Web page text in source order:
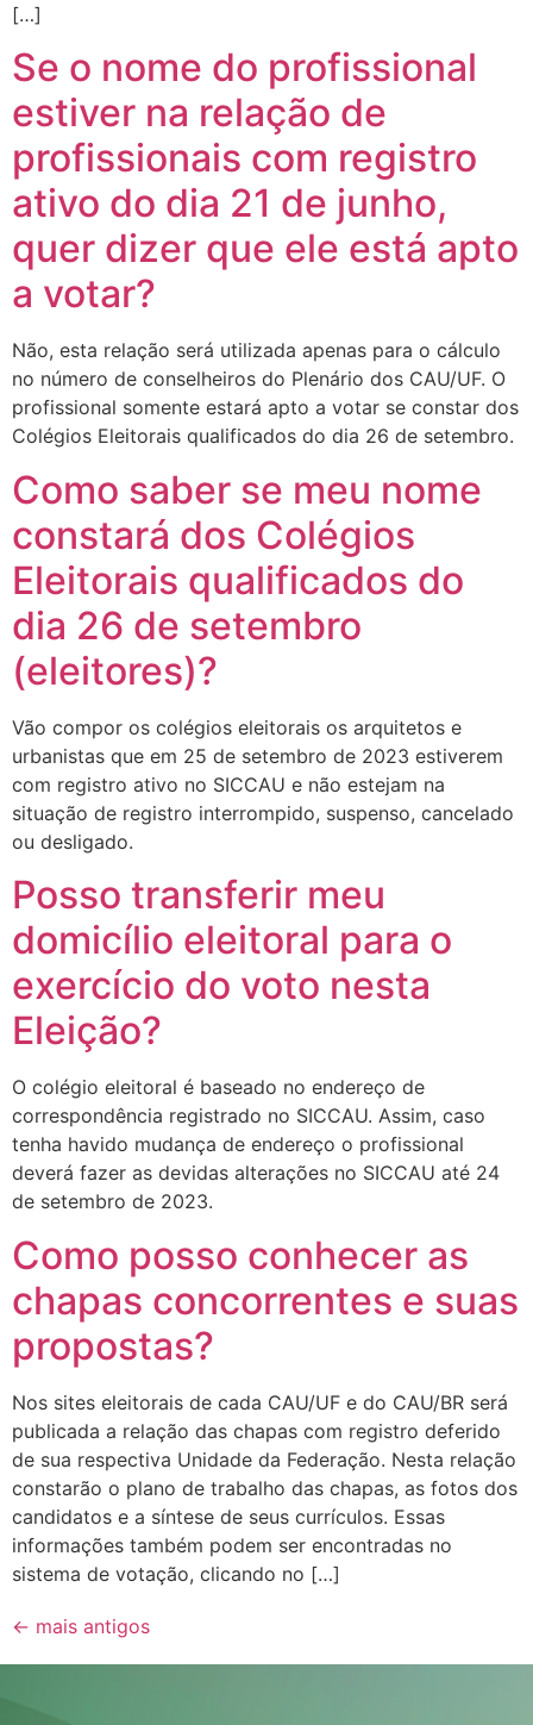
[…]
Se o nome do profissional
estiver na relação de
profissionais com registro
ativo do dia 21 de junho,
quer dizer que ele está apto
a votar?
Não, esta relação será utilizada apenas para o cálculo
no número de conselheiros do Plenário dos CAU/UF. O
profissional somente estará apto a votar se constar dos
Colégios Eleitorais qualificados do dia 26 de setembro.
Como saber se meu nome
constará dos Colégios
Eleitorais qualificados do
dia 26 de setembro
(eleitores)?
Vão compor os colégios eleitorais os arquitetos e
urbanistas que em 25 de setembro de 2023 estiverem
com registro ativo no SICCAU e não estejam na
situação de registro interrompido, suspenso, cancelado
ou desligado.
Posso transferir meu
domicílio eleitoral para o
exercício do voto nesta
Eleição?
O colégio eleitoral é baseado no endereço de
correspondência registrado no SICCAU. Assim, caso
tenha havido mudança de endereço o profissional
deverá fazer as devidas alterações no SICCAU até 24
de setembro de 2023.
Como posso conhecer as
chapas concorrentes e suas
propostas?
Nos sites eleitorais de cada CAU/UF e do CAU/BR será
publicada a relação das chapas com registro deferido
de sua respectiva Unidade da Federação. Nesta relação
constarão o plano de trabalho das chapas, as fotos dos
candidatos e a síntese de seus currículos. Essas
informações também podem ser encontradas no
sistema de votação, clicando no […]
← mais antigos